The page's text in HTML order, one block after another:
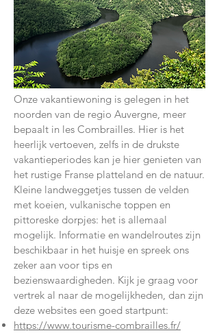
Onze vakantiewoning is gelegen in het
noorden van de regio Auvergne, meer
bepaalt in les Combrailles. Hier is het
heerlijk vertoeven, zelfs in de drukste
vakantieperiodes kan je hier genieten van
het rustige Franse platteland en de natuur.
Kleine landweggetjes tussen de velden
met koeien, vulkanische toppen en
pittoreske dorpjes: het is allemaal
mogelijk. Informatie en wandelroutes zijn
beschikbaar in het huisje en spreek ons
zeker aan voor tips en
bezienswaardigheden. Kijk je graag voor
vertrek al naar de mogelijkheden, dan zijn
deze websites een goed startpunt:
https://www.tourisme-combrailles.fr/